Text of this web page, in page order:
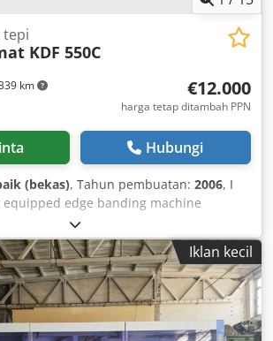
km
tepi
KDF 550C
€12.000
harga tetap ditambah PPN
Hubungi
(bekas), Tahun pembuatan: 2006, I
edge banding machine
KDF 550 C, year of manufacture 2006:
fence adjustable manually - Jointing
- EVA edge banding Cjdoq A N
zone for edging material
- End trimming saws
- Radius milling (top and bottom)
- Corner rounding unit, 2-motor,
Iklan kecil